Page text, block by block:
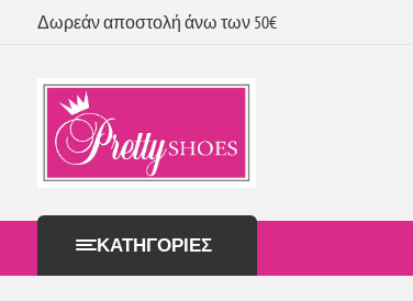
Δωρεάν αποστολή άνω των 50€
ΚΑΤΗΓΟΡΊΕΣ